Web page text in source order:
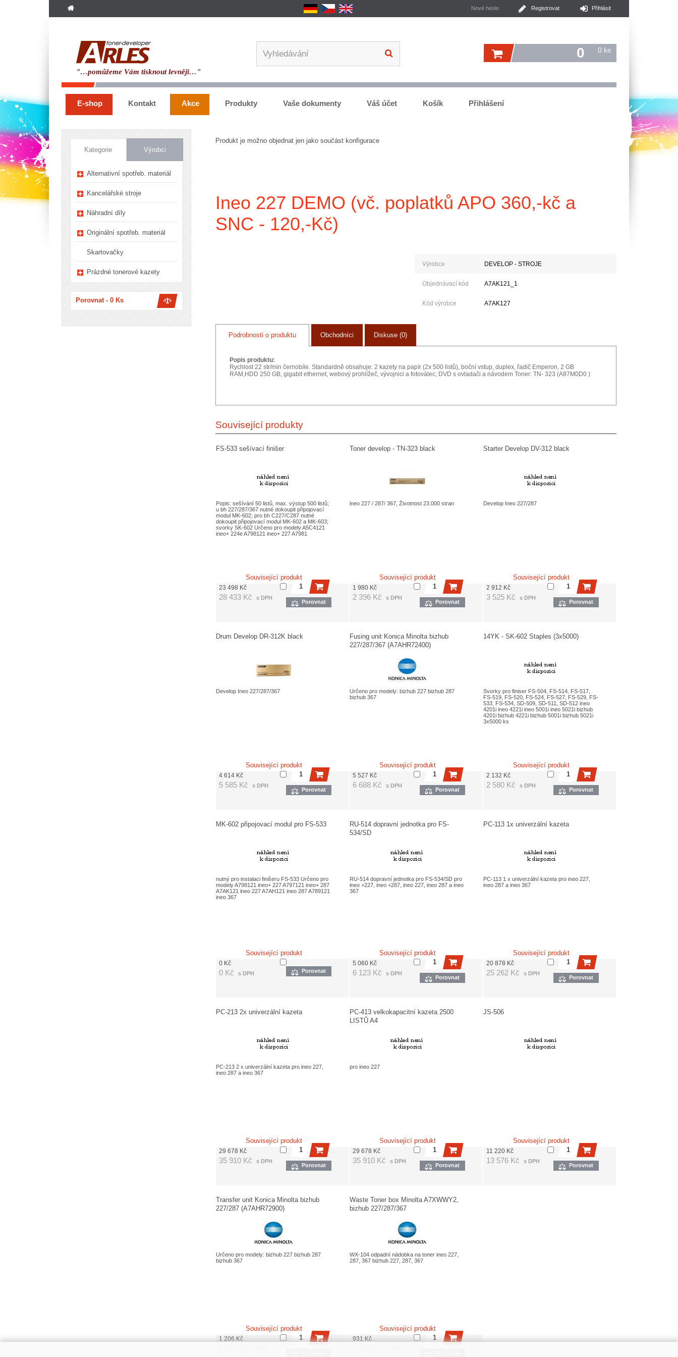
Produkt je možno objednat jen jako součást konfigurace
Ineo 227 DEMO (vč. poplatků APO 360,-kč a
SNC - 120,-Kč)
Výrobce DEVELOP - STROJE
Objednávací kód A7AK121_1
Kód výrobce A7AK127
Podrobnosti o produktu Obchodníci Diskuse (0)
Popis produktu:
Rychlost 22 str/min černobíle. Standardně obsahuje: 2 kazety na papír (2x 500 listů), boční vstup, duplex, řadič Emperon, 2 GB
RAM,HDD 250 GB, gigabit ethernet, webový prohlížeč, vývojnici a fotoválec; DVD s ovladači a návodem Toner: TN- 323 (A87M0D0 )
Související produkty
Související produkt
FS-533 sešívací finišer
Popis: sešívání 50 listů, max. výstup 500 listů;
u bh 227/287/367 nutné dokoupit připojovací
modul MK-602; pro bh C227/C287 nutné
dokoupit připojovací modul MK-602 a MK-603;
svorky SK-602 Určeno pro modely A5C4121
ineo+ 224e A798121 ineo+ 227 A7981
23 498 Kč
28 433 Kč s DPH
Porovnat
Související produkt
Toner develop - TN-323 black
ineo 227 / 287/ 367, Životnost 23.000 stran
1 980 Kč
2 396 Kč s DPH
Porovnat
Související produkt
Starter Develop DV-312 black
Develop Ineo 227/287
2 912 Kč
3 525 Kč s DPH
Porovnat
Související produkt
Drum Develop DR-312K black
Develop Ineo 227/287/367
4 614 Kč
5 585 Kč s DPH
Porovnat
Související produkt
Fusing unit Konica Minolta bizhub
227/287/367 (A7AHR72400)
Určeno pro modely: bizhub 227 bizhub 287
bizhub 367
5 527 Kč
6 688 Kč s DPH
Porovnat
Související produkt
14YK - SK-602 Staples (3x5000)
Svorky pro finiser FS-504, FS-514, FS-517,
FS-519, FS-520, FS-524, FS-527, FS-529, FS-
533, FS-534, SD-509, SD-511, SD-512 ineo
4201i ineo 4221i ineo 5001i ineo 5021i bizhub
4201i bizhub 4221i bizhub 5001i bizhub 5021i
3x5000 ks
2 132 Kč
2 580 Kč s DPH
Porovnat
Související produkt
MK-602 připojovací modul pro FS-533
nutný pro instalaci finišeru FS-533 Určeno pro
modely A798121 ineo+ 227 A797121 ineo+ 287
A7AK121 ineo 227 A7AH121 ineo 287 A789121
ineo 367
0 Kč
0 Kč s DPH Porovnat
Související produkt
RU-514 dopravní jednotka pro FS-
534/SD
RU-514 dopravní jednotka pro FS-534/SD pro
ineo +227, ineo +287, ineo 227, ineo 287 a ineo
367
5 060 Kč
6 123 Kč s DPH
Porovnat
Související produkt
PC-113 1x univerzální kazeta
PC-113 1 x univerzální kazeta pro ineo 227,
ineo 287 a ineo 367
20 878 Kč
25 262 Kč s DPH
Porovnat
Související produkt
PC-213 2x univerzální kazeta
PC-213 2 x univerzální kazeta pro ineo 227,
ineo 287 a ineo 367
29 678 Kč
35 910 Kč s DPH
Porovnat
Související produkt
PC-413 velkokapacitní kazeta 2500
LISTŮ A4
pro ineo 227
29 678 Kč
35 910 Kč s DPH
Porovnat
Související produkt
JS-506
11 220 Kč
13 576 Kč s DPH
Porovnat
Související produkt
Transfer unit Konica Minolta bizhub
227/287 (A7AHR72900)
Určeno pro modely: bizhub 227 bizhub 287
bizhub 367
1 206 Kč
Související produkt
Waste Toner box Minolta A7XWWY2,
bizhub 227/287/367
WX-104 odpadní nádobka na toner ineo 227,
287, 367 bizhub 227, 287, 367
931 Kč
Kategorie Výrobci
Alternativní spotřeb. materiál
Kancelářské stroje
Náhradní díly
Originální spotřeb. materiál
Skartovačky
Prázdné tonerové kazety
Porovnat - 0 Ks
Přihlásit
Registrovat
Nové heslo
"…pomůžeme Vám tisknout levněji…"
E-shop Kontakt Akce Produkty Vaše dokumenty Váš účet Košík Přihlášení
0 ks
0